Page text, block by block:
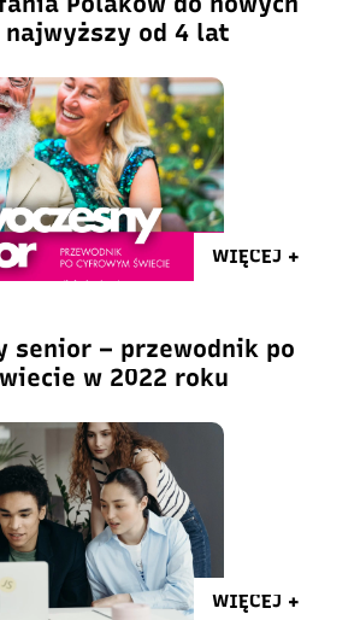
od 4 lat
WIĘCEJ +
senior – przewodnik po
w 2022 roku
WIĘCEJ +